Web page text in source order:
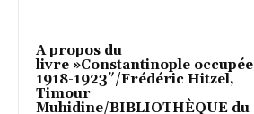
A propos du
livre »Constantinople occupée
1918-1923″/Frédéric Hitzel,
Timour
Muhidine/BIBLIOTHÈQUE du